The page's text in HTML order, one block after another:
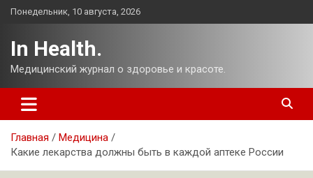
Перейти
Понедельник, 10 августа, 2026
In Health.
Медицинский журнал о здоровье и красоте.
Главная
Медицина
Какие лекарства должны быть в каждой аптеке России